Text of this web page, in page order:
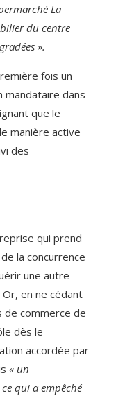
La
du centre
».
fois un
mandataire dans
que le
manière active
des
qui prend
la concurrence
une autre
en ne cédant
de commerce de
dès le
accordée par
« un
qui a empêché